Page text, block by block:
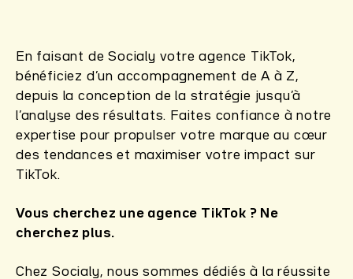
En faisant de Socialy votre agence TikTok,
bénéficiez d’un accompagnement de A à Z,
depuis la conception de la stratégie jusqu’à
l’analyse des résultats. Faites confiance à notre
expertise pour propulser votre marque au cœur
des tendances et maximiser votre impact sur
TikTok.
Vous cherchez une agence TikTok ? Ne
cherchez plus.
Chez Socialy, nous sommes dédiés à la réussite